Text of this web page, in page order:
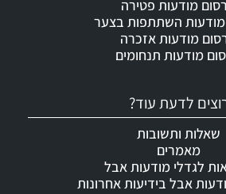
לדעת עוד?
שאלות ותשובות
מאמרים
לגדלי מודעות אבל
אבל בידיעות אחרונות
מודעות פטירה
השתתפות בצער
מודעות אזכרה
מודעות תנחומים